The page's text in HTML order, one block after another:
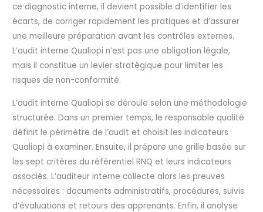
ce diagnostic interne, il devient possible d’identifier les
écarts, de corriger rapidement les pratiques et d’assurer
une meilleure préparation avant les contrôles externes.
L’audit interne Qualiopi n’est pas une obligation légale,
mais il constitue un levier stratégique pour limiter les
risques de non-conformité.
L’audit interne Qualiopi se déroule selon une méthodologie
structurée. Dans un premier temps, le responsable qualité
définit le périmètre de l’audit et choisit les indicateurs
Qualiopi à examiner. Ensuite, il prépare une grille basée sur
les sept critères du référentiel RNQ et leurs indicateurs
associés. L’auditeur interne collecte alors les preuves
nécessaires : documents administratifs, procédures, suivis
d’évaluations et retours des apprenants. Enfin, il analyse